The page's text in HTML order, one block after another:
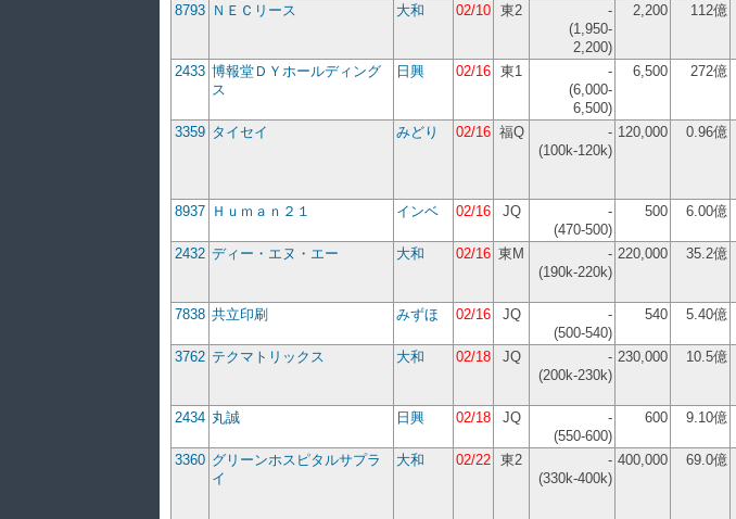
8793 ＮＥＣリース 大和 02/10 東2
-
(1,950-
2,200)
2,200 112億
2433 博報堂ＤＹホールディング
ス
日興 02/16 東1
-
(6,000-
6,500)
6,500 272億
3359 タイセイ みどり 02/16 福Q
-
(100k-120k)
120,000 0.96億
8937 Ｈｕｍａｎ２１ インベ 02/16 JQ
-
(470-500)
500 6.00億
2432 ディー・エヌ・エー 大和 02/16 東M
-
(190k-220k)
220,000 35.2億
7838 共立印刷 みずほ 02/16 JQ
-
(500-540)
540 5.40億
3762 テクマトリックス 大和 02/18 JQ
-
(200k-230k)
230,000 10.5億
2434 丸誠 日興 02/18 JQ
-
(550-600)
600 9.10億
3360 グリーンホスピタルサプラ
イ
大和 02/22 東2
-
(330k-400k)
400,000 69.0億